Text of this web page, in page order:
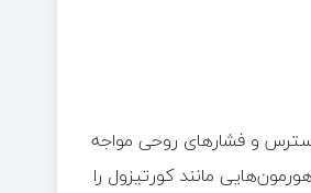
و فشارهای روحی مواجه
مانند کورتیزول را